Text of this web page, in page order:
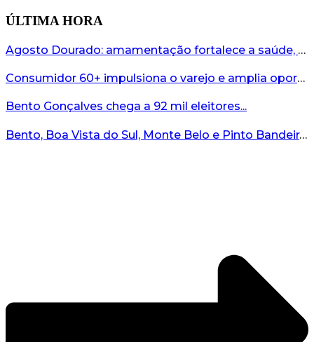
ÚLTIMA HORA
Agosto Dourado: amamentação fortalece a saúde, o desenvolvimento e os vínculos...
Consumidor 60+ impulsiona o varejo e amplia oportunidades para o comércio ...
Bento Gonçalves chega a 92 mil eleitores...
Bento, Boa Vista do Sul, Monte Belo e Pinto Bandeira registram quatro casos de abigeato este ano...